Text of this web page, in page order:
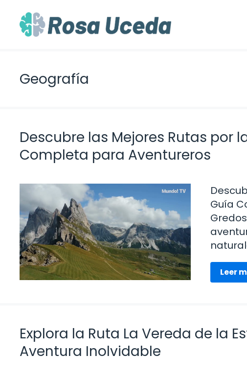
contenido
Geografía
Descubre las Mejores Rutas por
Completa para Aventureros
Guía
Leer
Explora la Ruta La Vereda de la
Aventura Inolvidable